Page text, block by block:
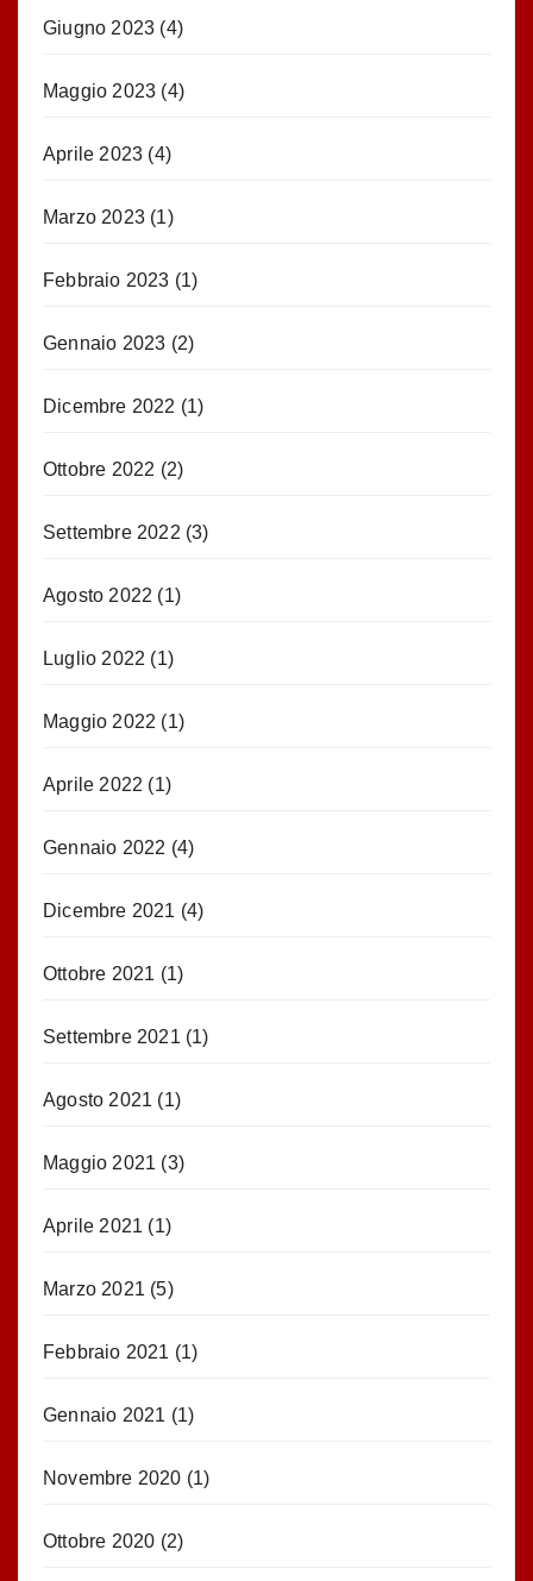
Giugno 2023 (4)
Maggio 2023 (4)
Aprile 2023 (4)
Marzo 2023 (1)
Febbraio 2023 (1)
Gennaio 2023 (2)
Dicembre 2022 (1)
Ottobre 2022 (2)
Settembre 2022 (3)
Agosto 2022 (1)
Luglio 2022 (1)
Maggio 2022 (1)
Aprile 2022 (1)
Gennaio 2022 (4)
Dicembre 2021 (4)
Ottobre 2021 (1)
Settembre 2021 (1)
Agosto 2021 (1)
Maggio 2021 (3)
Aprile 2021 (1)
Marzo 2021 (5)
Febbraio 2021 (1)
Gennaio 2021 (1)
Novembre 2020 (1)
Ottobre 2020 (2)